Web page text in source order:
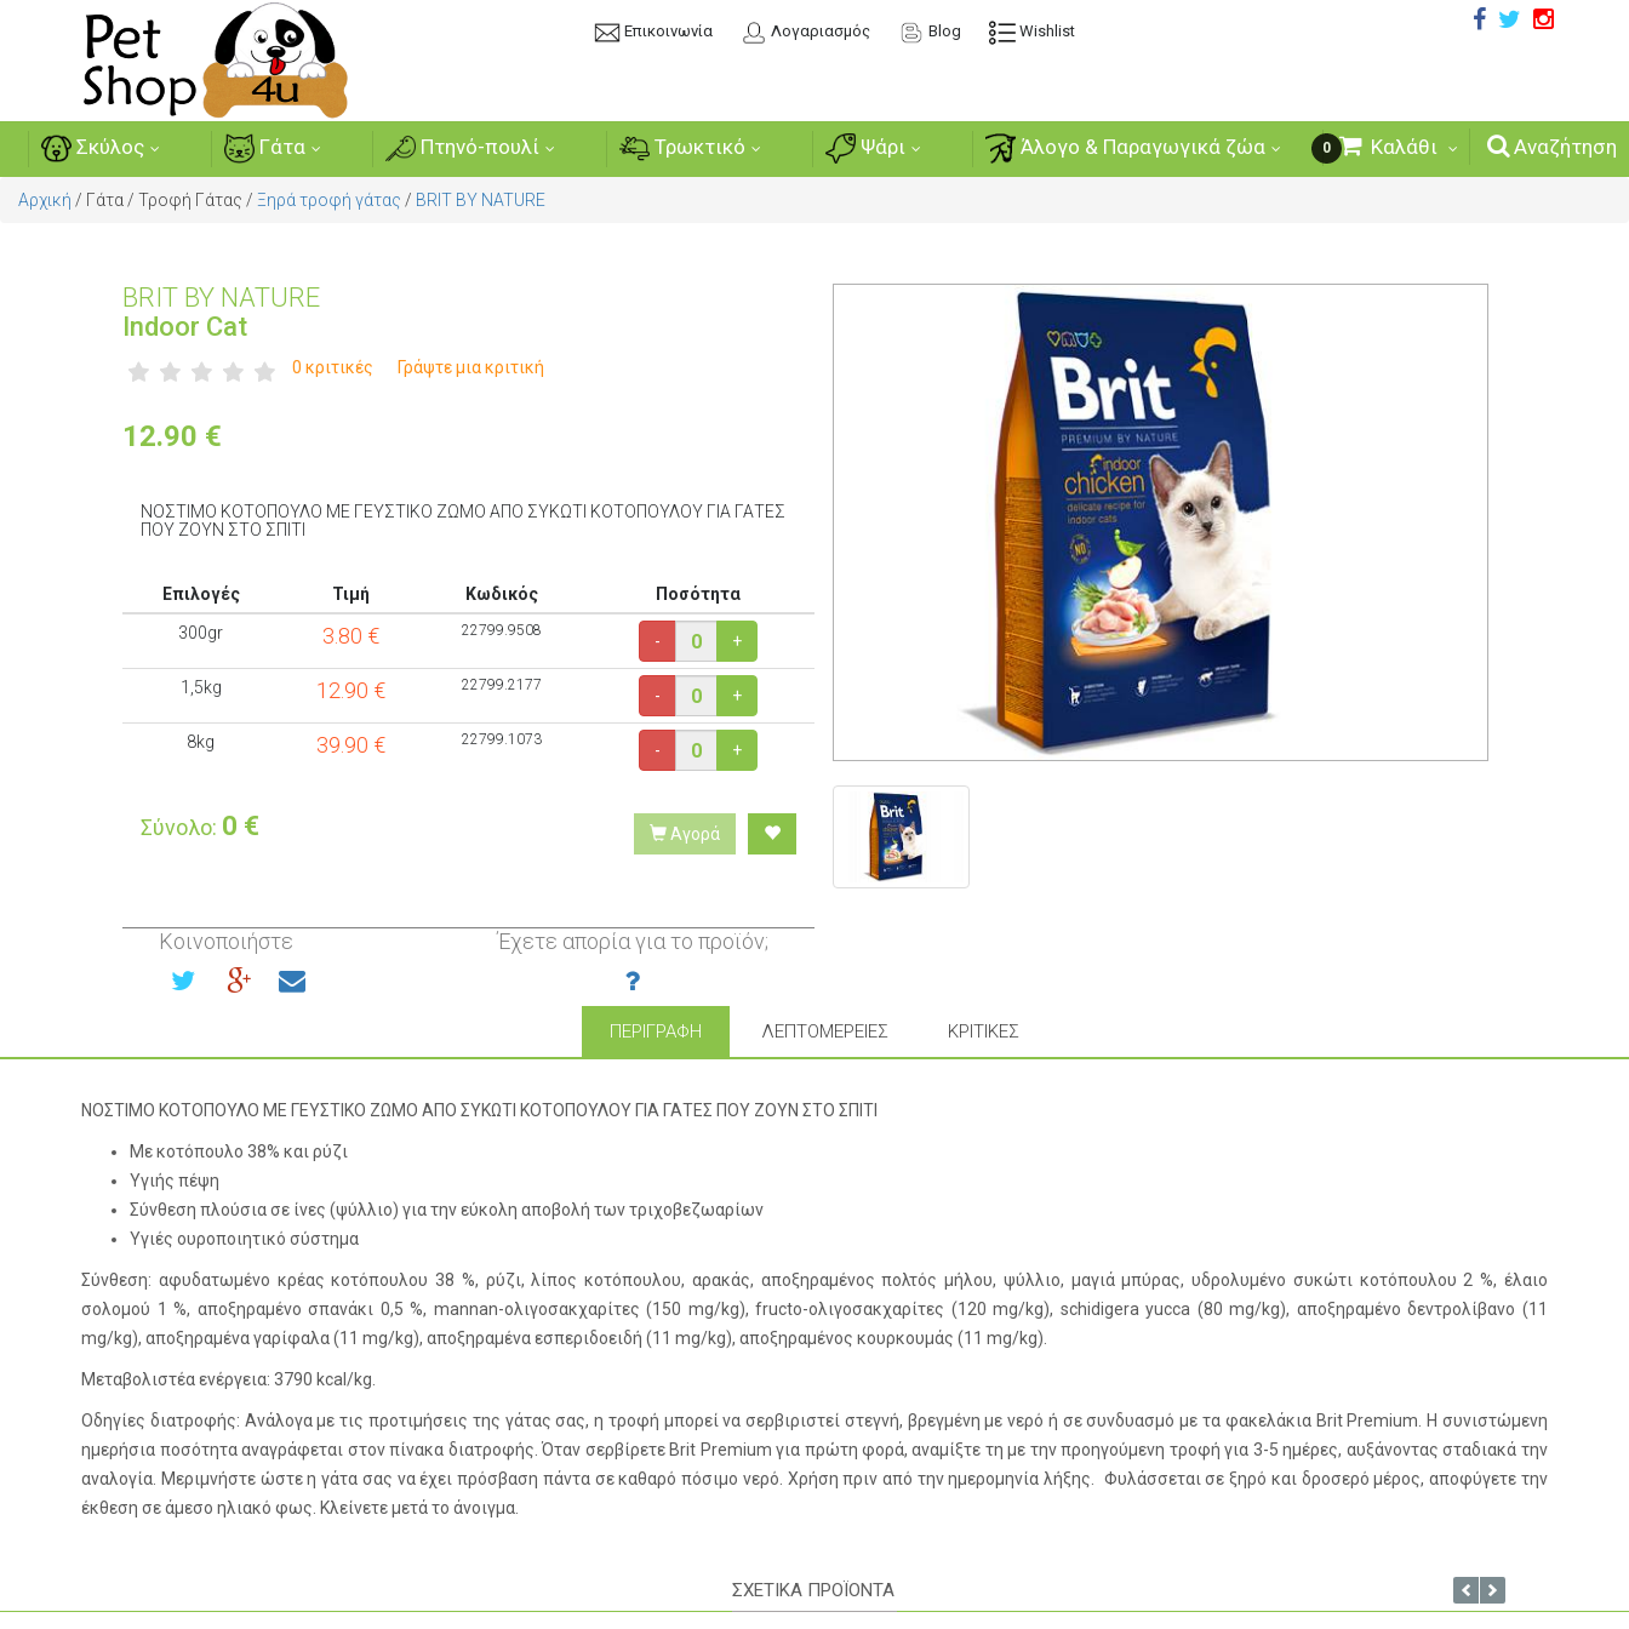
Επικοινωνία Λογαριασμός Blog Wishlist
Σκύλος Γάτα Πτηνό-πουλί Τρωκτικό Ψάρι Άλογο & Παραγωγικά ζώα Αναζήτηση
0 Καλάθι
Αρχική / Γάτα / Τροφή Γάτας / Ξηρά τροφή γάτας / BRIT BY NATURE
BRIT BY NATURE
Indoor Cat
0 κριτικές Γράψτε μια κριτική
12.90 €
ΝΟΣΤΙΜΟ ΚΟΤΟΠΟΥΛΟ ΜΕ ΓΕΥΣΤΙΚΟ ΖΩΜΟ ΑΠΟ ΣΥΚΩΤΙ ΚΟΤΟΠΟΥΛΟΥ ΓΙΑ ΓΑΤΕΣ
ΠΟΥ ΖΟΥΝ ΣΤΟ ΣΠΙΤΙ
Επιλογές Τιμή Κωδικός
Ποσότητα
300gr
3.80 € 22799.9508
- +
1,5kg 12.90 € 22799.2177
- +
8kg 39.90 € 22799.1073
- +
Σύνολο: 0 € Αγορά
Κοινοποιήστε Έχετε απορία για το προϊόν;
ΠΕΡΙΓΡΑΦΉ ΛΕΠΤΟΜΈΡΕΙΕΣ ΚΡΙΤΙΚΈΣ
ΝΟΣΤΙΜΟ ΚΟΤΟΠΟΥΛΟ ΜΕ ΓΕΥΣΤΙΚΟ ΖΩΜΟ ΑΠΟ ΣΥΚΩΤΙ ΚΟΤΟΠΟΥΛΟΥ ΓΙΑ ΓΑΤΕΣ ΠΟΥ ΖΟΥΝ ΣΤΟ ΣΠΙΤΙ
Με κοτόπουλο 38% και ρύζι
Υγιής πέψη
Σύνθεση πλούσια σε ίνες (ψύλλιο) για την εύκολη αποβολή των τριχοβεζωαρίων
Υγιές ουροποιητικό σύστημα
Σύνθεση: αφυδατωμένο κρέας κοτόπουλου 38 %, ρύζι, λίπος κοτόπουλου, αρακάς, αποξηραμένος πολτός μήλου, ψύλλιο, μαγιά μπύρας, υδρολυμένο συκώτι κοτόπουλου 2 %, έλαιο
σολομού 1 %, αποξηραμένο σπανάκι 0,5 %, mannan-ολιγοσακχαρίτες (150 mg/kg), fructo-ολιγοσακχαρίτες (120 mg/kg), schidigera yucca (80 mg/kg), αποξηραμένο δεντρολίβανο (11
mg/kg), αποξηραμένα γαρίφαλα (11 mg/kg), αποξηραμένα εσπεριδοειδή (11 mg/kg), αποξηραμένος κουρκουμάς (11 mg/kg).
Μεταβολιστέα ενέργεια: 3790 kcal/kg.
Οδηγίες διατροφής: Ανάλογα με τις προτιμήσεις της γάτας σας, η τροφή μπορεί να σερβιριστεί στεγνή, βρεγμένη με νερό ή σε συνδυασμό με τα φακελάκια Brit Premium. Η συνιστώμενη
ημερήσια ποσότητα αναγράφεται στον πίνακα διατροφής. Όταν σερβίρετε Brit Premium για πρώτη φορά, αναμίξτε τη με την προηγούμενη τροφή για 3-5 ημέρες, αυξάνοντας σταδιακά την
αναλογία. Μεριμνήστε ώστε η γάτα σας να έχει πρόσβαση πάντα σε καθαρό πόσιμο νερό. Χρήση πριν από την ημερομηνία λήξης. Φυλάσσεται σε ξηρό και δροσερό μέρος, αποφύγετε την
έκθεση σε άμεσο ηλιακό φως. Κλείνετε μετά το άνοιγμα.
ΣΧΕΤΙΚΑ ΠΡΟΪΟΝΤΑ